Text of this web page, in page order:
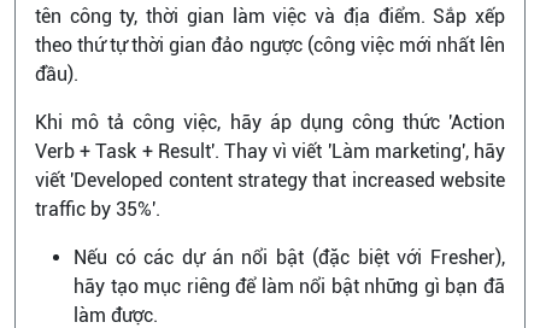
tên công ty, thời gian làm việc và địa điểm. Sắp xếp
theo thứ tự thời gian đảo ngược (công việc mới nhất lên
đầu).
Khi mô tả công việc, hãy áp dụng công thức 'Action
Verb + Task + Result'. Thay vì viết 'Làm marketing', hãy
viết 'Developed content strategy that increased website
traffic by 35%'.
Nếu có các dự án nổi bật (đặc biệt với Fresher),
hãy tạo mục riêng để làm nổi bật những gì bạn đã
làm được.